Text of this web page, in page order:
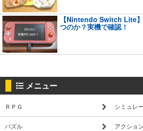
【Nintendo Switch Lite
つのか？実機で確認！
メニュー
ＲＰＧ シミュレ
パズル アクション